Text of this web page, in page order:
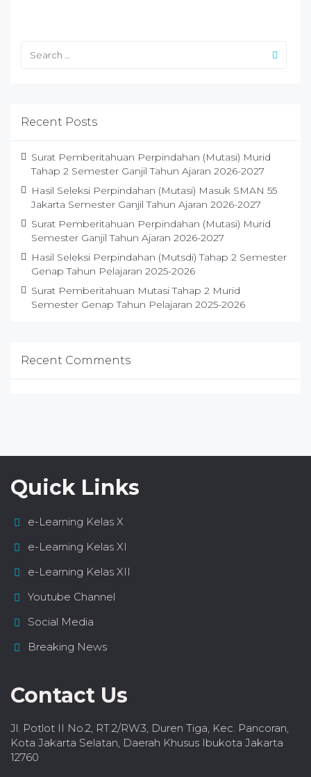
Recent Posts
Surat Pemberitahuan Perpindahan (Mutasi) Murid
Tahap 2 Semester Ganjil Tahun Ajaran 2026-2027
Hasil Seleksi Perpindahan (Mutasi) Masuk SMAN 55
Jakarta Semester Ganjil Tahun Ajaran 2026-2027
Surat Pemberitahuan Perpindahan (Mutasi) Murid
Semester Ganjil Tahun Ajaran 2026-2027
Hasil Seleksi Perpindahan (Mutsdi) Tahap 2 Semester
Genap Tahun Pelajaran 2025-2026
Surat Pemberitahuan Mutasi Tahap 2 Murid
Semester Genap Tahun Pelajaran 2025-2026
Recent Comments
Quick Links
e-Learning Kelas X
e-Learning Kelas XI
e-Learning Kelas XII
Youtube Channel
Social Media
Breaking News
Contact Us
Jl. Potlot II No.2, RT.2/RW.3, Duren Tiga, Kec. Pancoran,
Kota Jakarta Selatan, Daerah Khusus Ibukota Jakarta
12760